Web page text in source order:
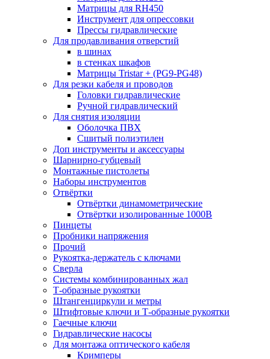
Матрицы для RH450
Инструмент для опрессовки
Прессы гидравлические
Для продавливания отверстий
в шинах
в стенках шкафов
Матрицы Tristar + (PG9-PG48)
Для резки кабеля и проводов
Головки гидравлические
Ручной гидравлический
Для снятия изоляции
Оболочка ПВХ
Сшитый полиэтилен
Доп инструменты и аксессуары
Шарнирно-губцевый
Монтажные пистолеты
Наборы инструментов
Отвёртки
Отвёртки динамометрические
Отвёртки изолированные 1000В
Пинцеты
Пробники напряжения
Прочий
Рукоятка-держатель с ключами
Сверла
Системы комбинированных жал
Т-образные рукоятки
Штангенциркули и метры
Штифтовые ключи и Т-образные рукоятки
Гаечные ключи
Гидравлические насосы
Для монтажа оптического кабеля
Кримперы